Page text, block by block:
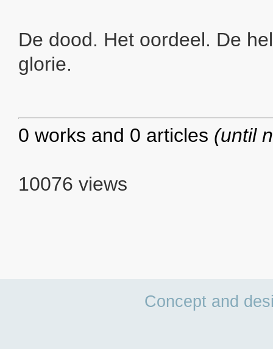
De dood. Het oordeel. De
glorie.
0 works and 0 articles (until
10076 views
Concept and